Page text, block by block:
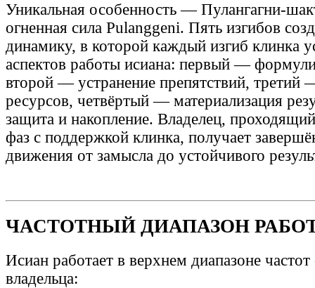
Уникальная особенность — Пулангагни-
огненная сила Pulanggeni. Пять изгибов
динамику, в которой каждый изгиб клинка
аспектов работы исиана: первый —
второй — устранение препятствий, третий
ресурсов, четвёртый — материализация
защита и накопление. Владелец,
фаз с поддержкой клинка, получает
движения от замысла до устойчивого
ЧАСТОТНЫЙ ДИАПАЗОН
Исиан работает в верхнем диапазоне частот
владельца: